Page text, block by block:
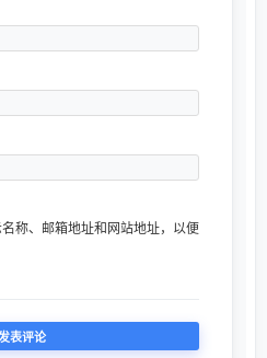
称、邮箱地址和网站地址，以便